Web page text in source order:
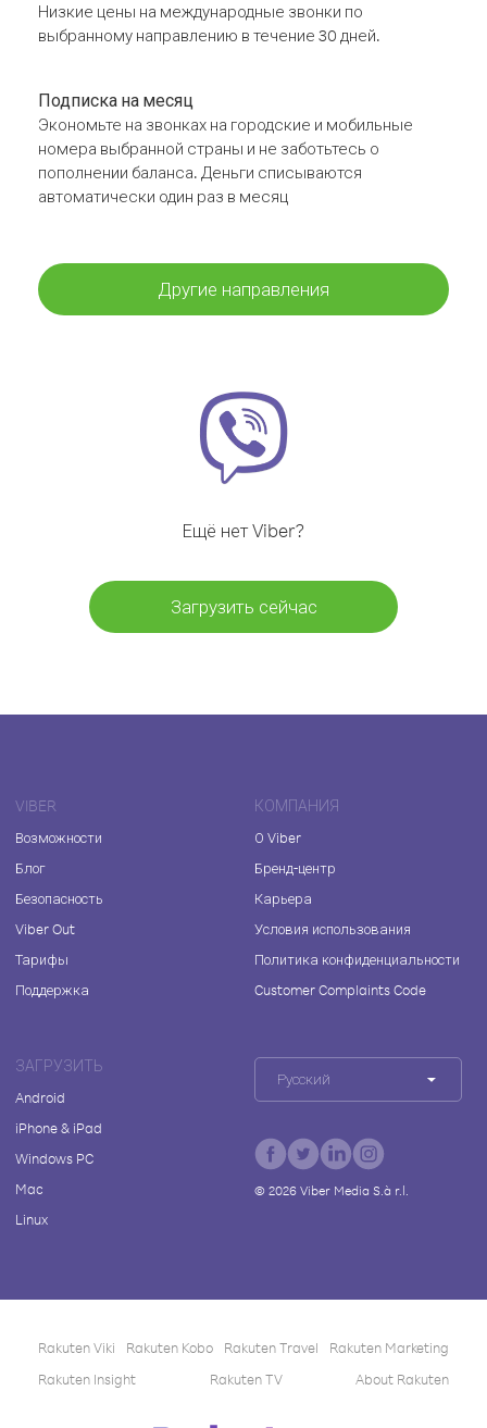
Низкие цены на международные звонки по
выбранному направлению в течение 30 дней.
Подписка на месяц
Экономьте на звонках на городские и мобильные
номера выбранной страны и не заботьтесь о
пополнении баланса. Деньги списываются
автоматически один раз в месяц
Другие направления
Ещё нет Viber?
Загрузить сейчас
VIBER
Возможности
Блог
Безопасность
Viber Out
Тарифы
Поддержка
КОМПАНИЯ
О Viber
Бренд-центр
Карьера
Условия использования
Политика конфиденциальности
Customer Complaints Code
ЗАГРУЗИТЬ
Android
iPhone & iPad
Windows PC
Mac
Linux
Русский
© 2026Viber Media S.à r.l.
Rakuten Viki Rakuten Kobo Rakuten Travel
Rakuten Marketing
Rakuten Insight
Rakuten TV About Rakuten